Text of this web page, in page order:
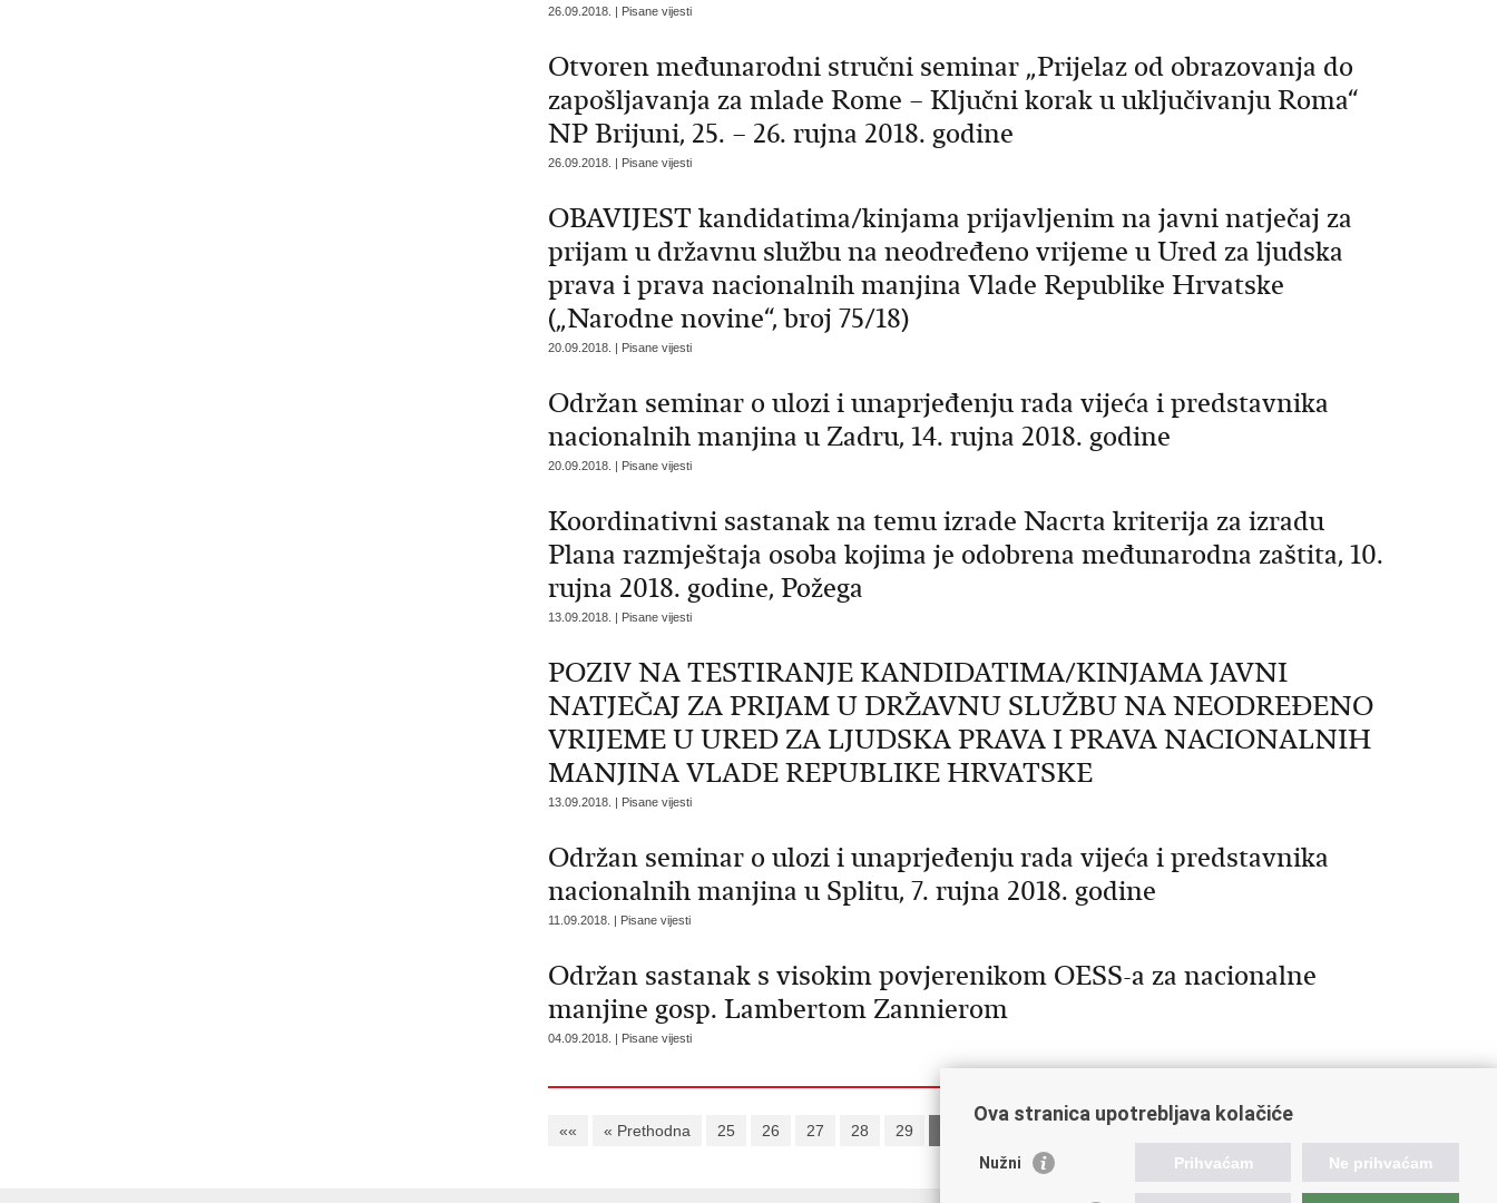
26.09.2018. | Pisane vijesti
Otvoren međunarodni stručni seminar „Prijelaz od obrazovanja do
zapošljavanja za mlade Rome – Ključni korak u uključivanju Roma“
NP Brijuni, 25. – 26. rujna 2018. godine
26.09.2018. | Pisane vijesti
OBAVIJEST kandidatima/kinjama prijavljenim na javni natječaj za
prijam u državnu službu na neodređeno vrijeme u Ured za ljudska
prava i prava nacionalnih manjina Vlade Republike Hrvatske
(„Narodne novine“, broj 75/18)
20.09.2018. | Pisane vijesti
Održan seminar o ulozi i unaprjeđenju rada vijeća i predstavnika
nacionalnih manjina u Zadru, 14. rujna 2018. godine
20.09.2018. | Pisane vijesti
Koordinativni sastanak na temu izrade Nacrta kriterija za izradu
Plana razmještaja osoba kojima je odobrena međunarodna zaštita, 10.
rujna 2018. godine, Požega
13.09.2018. | Pisane vijesti
POZIV NA TESTIRANJE KANDIDATIMA/KINJAMA JAVNI
NATJEČAJ ZA PRIJAM U DRŽAVNU SLUŽBU NA NEODREĐENO
VRIJEME U URED ZA LJUDSKA PRAVA I PRAVA NACIONALNIH
MANJINA VLADE REPUBLIKE HRVATSKE
13.09.2018. | Pisane vijesti
Održan seminar o ulozi i unaprjeđenju rada vijeća i predstavnika
nacionalnih manjina u Splitu, 7. rujna 2018. godine
11.09.2018. | Pisane vijesti
Održan sastanak s visokim povjerenikom OESS-a za nacionalne
manjine gosp. Lambertom Zannierom
04.09.2018. | Pisane vijesti
«« « Prethodna 25 26 27 28 29 Sljedeća »
Ova stranica upotrebljava kolačiće
Nužni Prihvaćam Ne prihvaćam